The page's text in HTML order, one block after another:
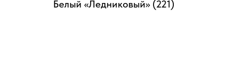
Белый «Ледниковый» (221)